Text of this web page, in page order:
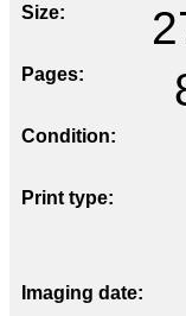
Size
Pages
Condition
Print type
Imaging date